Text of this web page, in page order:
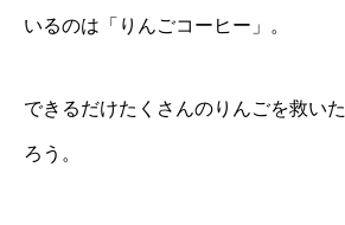
いるのは「りんごコーヒー」。
できるだけたくさんのりんごを救い
ろう。